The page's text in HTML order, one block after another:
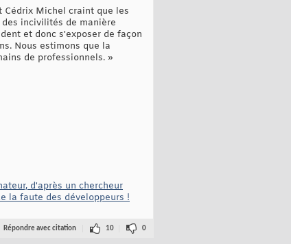
Cédrix Michel craint que les
incivilités de manière
et donc s'exposer de façon
Nous estimons que la
de professionnels. »
d'après un chercheur
la faute des développeurs !
Répondre avec citation 10 0